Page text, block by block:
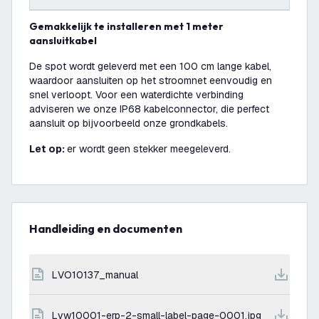
Gemakkelijk te installeren met 1 meter
aansluitkabel
De spot wordt geleverd met een 100 cm lange kabel,
waardoor aansluiten op het stroomnet eenvoudig en
snel verloopt. Voor een waterdichte verbinding
adviseren we onze IP68 kabelconnector, die perfect
aansluit op bijvoorbeeld onze grondkabels.
Let op:er wordt geen stekker meegeleverd.
Handleiding en documenten
LVO10137_manual
lvw10001-erp-2-small-label-page-0001.jpg